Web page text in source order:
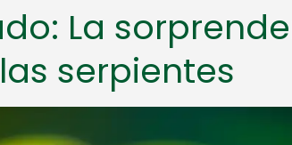
La
serpientes